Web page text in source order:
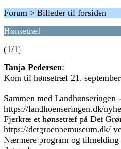
Forum > Billeder til forsiden
Hønsetræf
(1/1)
Tanja Pedersen:
Kom til hønsetræf 21.
Sammen med Landhønseringen
https://landhoenseringen.dk/
Fjerkræ et hønsetræf på Det
https://detgroennemuseum.dk/
Nærmere program og tilmelding